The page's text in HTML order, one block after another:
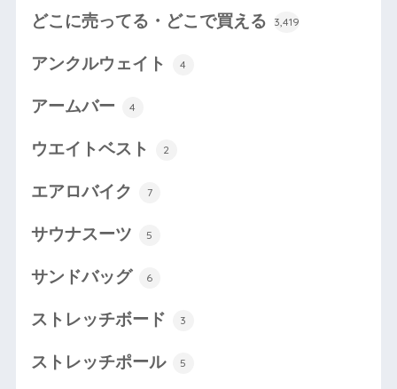
どこに売ってる・どこで買える 3,419
アンクルウェイト 4
アームバー 4
ウエイトベスト 2
エアロバイク 7
サウナスーツ 5
サンドバッグ 6
ストレッチボード 3
ストレッチポール 5